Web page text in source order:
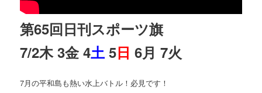
第65回日刊スポーツ旗
7/2木 3金 4土 5日 6月 7火
7月の平和島も熱い水上バトル！必見です！